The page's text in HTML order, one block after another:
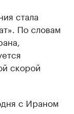
стала
По словам
скорой
с Ираном